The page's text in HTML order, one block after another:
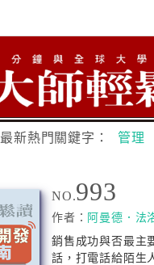
最新熱門關鍵字： 管理
NO.993
作者： 阿曼德．法
銷售成功與否最主
話，打電話給陌生